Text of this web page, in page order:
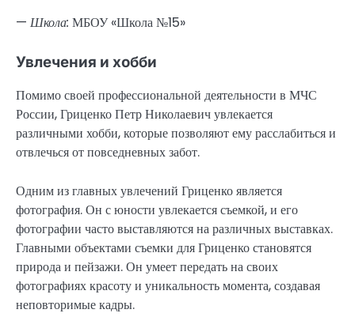
— Школа: МБОУ «Школа №15»
Увлечения и хобби
Помимо своей профессиональной деятельности в МЧС
России, Гриценко Петр Николаевич увлекается
различными хобби, которые позволяют ему расслабиться и
отвлечься от повседневных забот.
Одним из главных увлечений Гриценко является
фотография. Он с юности увлекается съемкой, и его
фотографии часто выставляются на различных выставках.
Главными объектами съемки для Гриценко становятся
природа и пейзажи. Он умеет передать на своих
фотографиях красоту и уникальность момента, создавая
неповторимые кадры.